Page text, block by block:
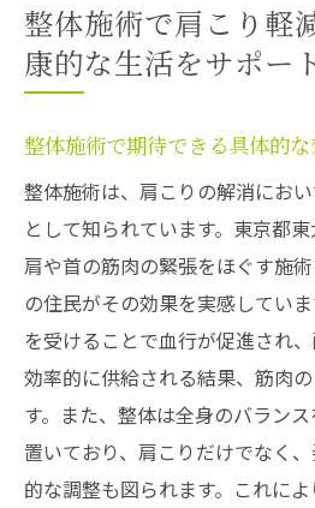
整体施術で肩こり軽
康的な生活をサポー
整体施術で期待できる具体的
整体施術は、肩こりの解消にお
として知られています。東京都東
肩や首の筋肉の緊張をほぐす施
の住民がその効果を実感してい
を受けることで血行が促進され
効率的に供給される結果、筋肉
す。また、整体は全身のバラン
置いており、肩こりだけでなく
的な調整も図られます。これに